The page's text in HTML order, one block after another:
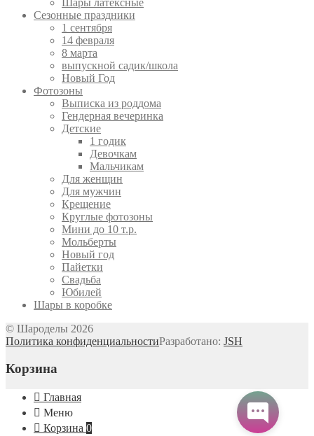
Сезонные праздники
1 сентября
14 февраля
8 марта
выпускной садик/школа
Новый Год
Фотозоны
Выписка из роддома
Гендерная вечеринка
Детские
1 годик
Девочкам
Мальчикам
Для женщин
Для мужчин
Крещение
Круглые фотозоны
Мини до 10 т.р.
Мольберты
Новый год
Пайетки
Свадьба
Юбилей
Шары в коробке
© Шароделы 2026
Политика конфиденциальностиРазработано: JSH
Корзина
Главная
Меню
Корзина 0